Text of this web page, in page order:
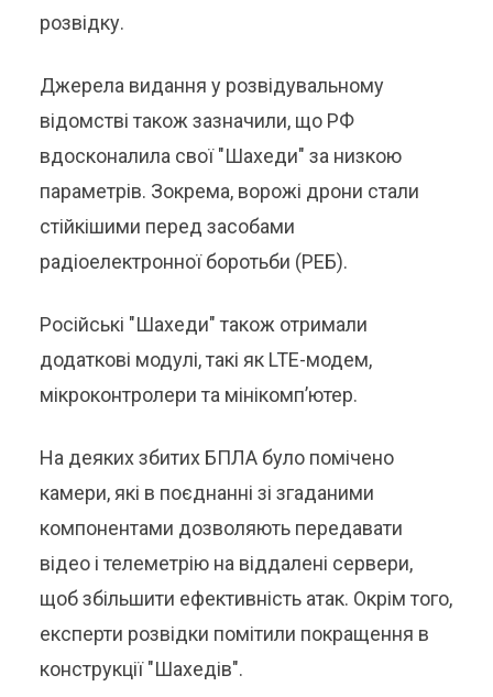
розвідку.
Джерела видання у розвідувальному
відомстві також зазначили, що РФ
вдосконалила свої "Шахеди" за низкою
параметрів. Зокрема, ворожі дрони стали
стійкішими перед засобами
радіоелектронної боротьби (РЕБ).
Російські "Шахеди" також отримали
додаткові модулі, такі як LTE-модем,
мікроконтролери та мінікомп’ютер.
На деяких збитих БПЛА було помічено
камери, які в поєднанні зі згаданими
компонентами дозволяють передавати
відео і телеметрію на віддалені сервери,
щоб збільшити ефективність атак. Окрім того,
експерти розвідки помітили покращення в
конструкції "Шахедів".